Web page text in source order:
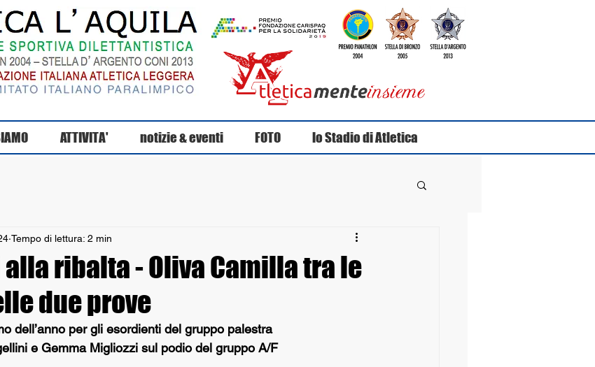
ATTIVITA' notizie & eventi FOTO lo Stadio di Atletica
ribalta - Oliva Camilla tra le
due prove
Tempo di lettura: 2 min
dell’anno per gli esordienti del gruppo palestra
e Gemma Migliozzi sul podio del gruppo A/F